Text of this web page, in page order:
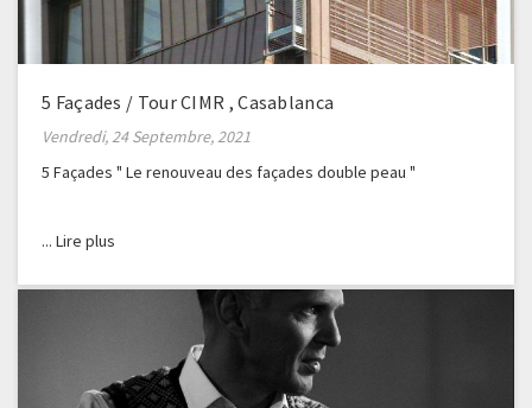
5 Façades / Tour CIMR , Casablanca
Vendredi, 24 Septembre, 2021
5 Façades " Le renouveau des façades double peau "